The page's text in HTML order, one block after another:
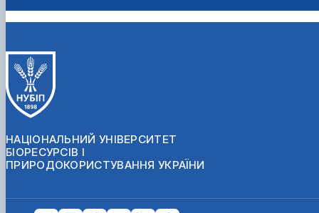
НАЦІОНАЛЬНИЙ УНІВЕРСИТЕТ
БІОРЕСУРСІВ І
ПРИРОДОКОРИСТУВАННЯ УКРАЇНИ